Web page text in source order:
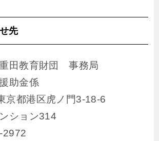
先
田教育財団 事務局
助金係
京都港区虎ノ門3-18-6
ション314
2972